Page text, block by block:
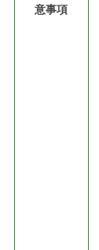
意事項